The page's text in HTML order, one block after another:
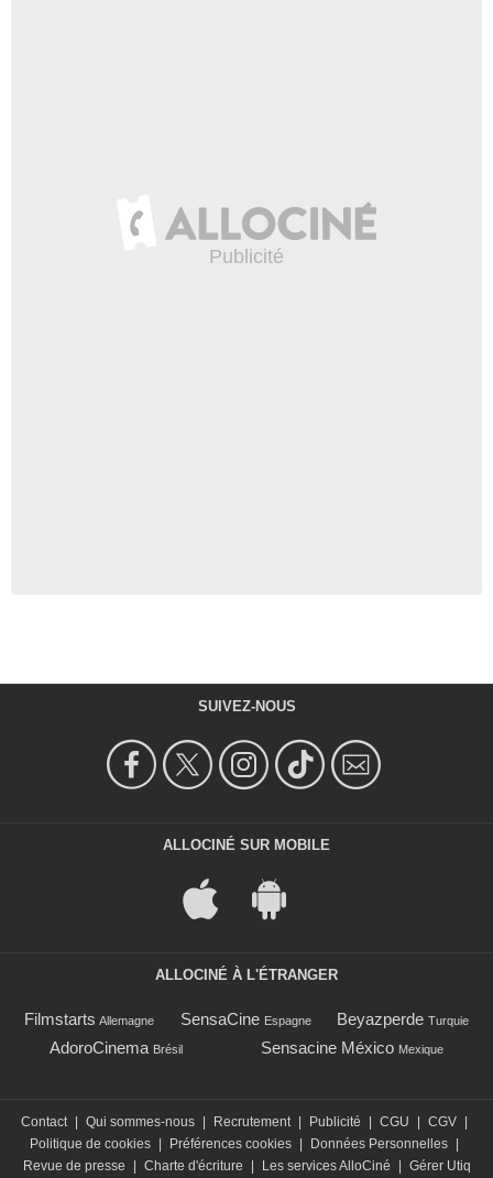
SUIVEZ-NOUS
ALLOCINÉ SUR MOBILE
ALLOCINÉ À L'ÉTRANGER
Filmstarts Allemagne SensaCine Espagne Beyazperde Turquie
AdoroCinema Brésil Sensacine México Mexique
Contact | Qui sommes-nous | Recrutement | Publicité | CGU | CGV |
Politique de cookies | Préférences cookies | Données Personnelles |
Revue de presse
| Charte d'écriture | Les services AlloCiné | Gérer Utiq